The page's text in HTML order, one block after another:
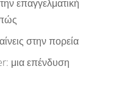
επαγγελματική
στην πορεία
μια επένδυση